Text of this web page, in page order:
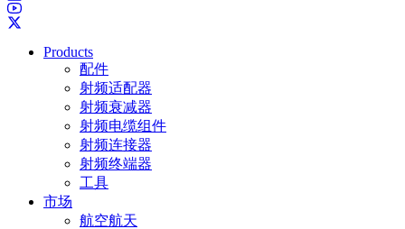
Products
配件
射频适配器
射频衰减器
射频电缆组件
射频连接器
射频终端器
工具
市场
航空航天